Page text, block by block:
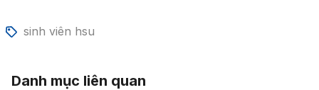
sinh viên hsu
Danh mục liên quan